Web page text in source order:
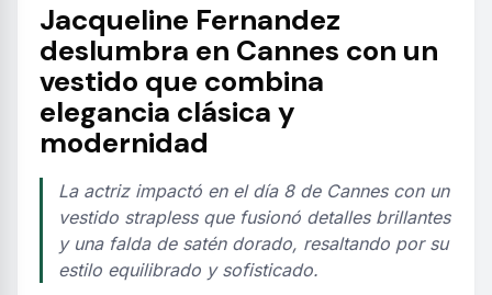
Jacqueline Fernandez
deslumbra en Cannes con un
vestido que combina
elegancia clásica y
modernidad
La actriz impactó en el día 8 de Cannes con un
vestido strapless que fusionó detalles brillantes
y una falda de satén dorado, resaltando por su
estilo equilibrado y sofisticado.